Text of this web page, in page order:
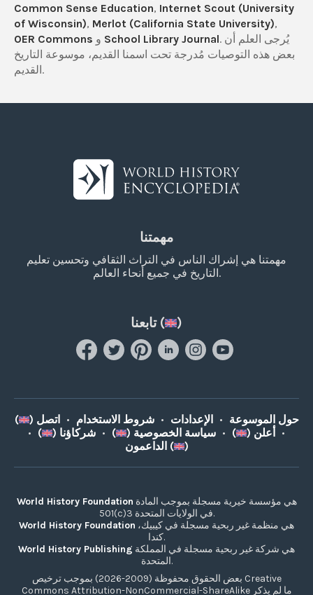
Common Sense Education, Internet Scout (University
of Wisconsin), Merlot (California State University),
OER Commons
School Library Journal. يُرجى العلم أن
بعض هذه التوصيات مُدرجة تحت اسمنا القديم، موسوعة التاريخ
القديم.
مهمتنا
مهمتنا هي إشراك الناس في التراث الثقافي وتحسين تعليم
التاريخ في جميع أنحاء العالم.
تابعنا ( )
حول الموسوعة • الإعدادات • شروط الاستخدام • اتصل (
)
•
أعلن ( )
• سياسة الخصوصية ( )
• شركاؤنا ( )
•
الداعمون (
)
World History Foundation
501(c)3 في الولايات المتحدة.
World History Foundation
كندا.
World History Publishing
المتحدة.
بعض الحقوق محفوظة (2009-2026) بموجب ترخيص Creative
Commons Attribution-NonCommercial-ShareAlike ما لم يذكر